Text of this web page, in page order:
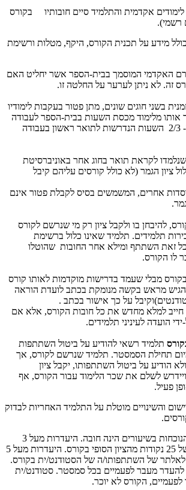
אקדמית והתלמיד סיים חובותיו בקורס
רשמי).
מידע על תכנית הקורס, היקף, מטלות ורשימת
האקדמי המוסמך בבית-הספר אשר יחליט האם
זה. לא ניתן לערער על החלטה זו.
בשני חוגים שונים, מתן פטור בעקבות לימודיו
אותו מלימוד מכסת השעות בבית-הספר לעבודה
סוציאלית (לא פחות מ- 2/3 השעות הנדרשות לתואר ראשון בעבודה
שנלמדו לקראת תואר בחוג אחר באוניברסיטת
ציון הגמר (לא כולל קורסים עליהם קיבל
אחרים, המשמשים בסיס לקבלת פטור אינם
להיבחן בו ולקבל ציון רק מי שנרשם לקורס
תלמידים. תלמיד שאינו כלול ברשימת
זאת השתתף ומילא אחר החובות שהוטלו
לו הקורס.
מבלי שעמד בדרישות מוקדמות לאותו קורס
מראש בקשה מנומקת בכתב לועדת הוראה
על כך אישור בכתב .
חייב למלא מחדש את כל חובות הקורס, אלא אם
הועדה לעיניני תלמידים.
תלמיד רשאי להודיע על ביטול השתתפות
תחילת הסמסטר. תלמיד שנרשם לקורס, אך
הודיע על ביטול השתתפותו, יקבל ציון
לשלם את שכר הלימוד עבור הקורס, אף
פעיל.
והשינויים מוטלת על התלמיד האחריות לבדוק
הנוכחות בשיעורים הינה חובה. היעדרות מעל 3
פעמים תגרור הורדה של 25 נקודות מהציון הסופי בקורס. היעדרות מעל 5
של השתתפותו/ה של הסטודנט/ית בקורס.
להעדר מעבר לפעמיים בכל סמסטר. סטודנט/ית
הקורס לא יוכר.